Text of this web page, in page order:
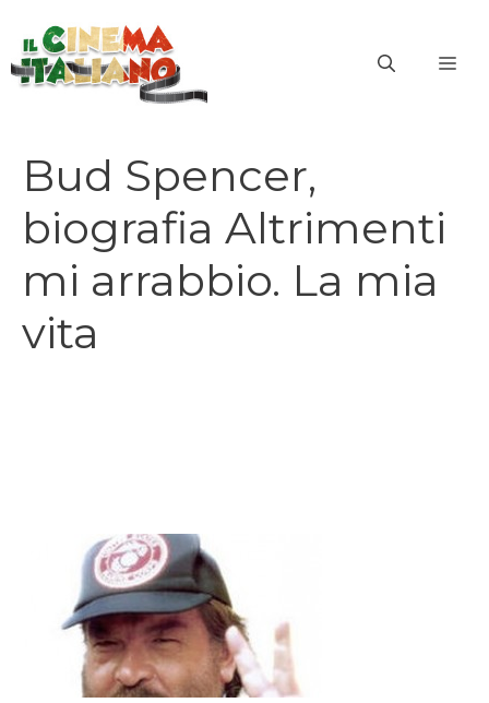
contenuto
Bud Spencer,
biografia Altrimenti
mi arrabbio. La mia
vita